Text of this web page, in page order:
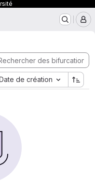
de création